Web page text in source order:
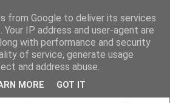
from Google to deliver its services
IP address and user-agent are
with performance and security
of service, generate usage
and address abuse.
MORE GOT IT